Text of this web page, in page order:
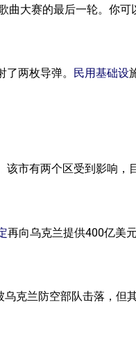
曲大赛的最后一轮。你可
两枚导弹。 民用基础设
该市有两个区受到影响，
再向乌克兰提供400亿美
克兰防空部队击落，但